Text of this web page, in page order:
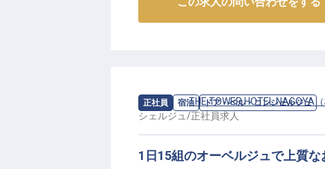
名古屋栄の中心に位置する当ホテル
い」と思っていただける空間づくり
ーー【あなたの成長がホテルの未来を
フロント業務だけでなく、予約管理
携わることができるのが魅力です！
正社員 宿泊 ドア・ベル・コンシェルジュ
求人情報：THE TOWER HOTEL NAGOYA
シェルジュ /正社員求人
1日15組のオーベルジュで上質